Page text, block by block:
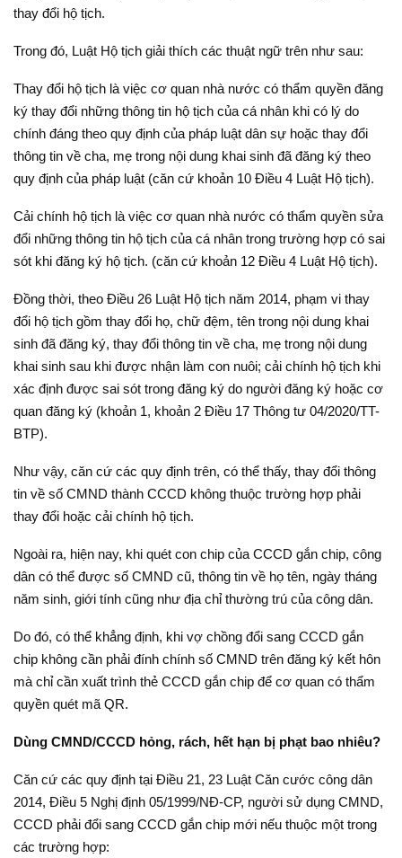
thay đổi hộ tịch.
Trong đó, Luật Hộ tịch giải thích các thuật ngữ trên như sau:
Thay đổi hộ tịch là việc cơ quan nhà nước có thẩm quyền đăng
ký thay đổi những thông tin hộ tịch của cá nhân khi có lý do
chính đáng theo quy định của pháp luật dân sự hoặc thay đổi
thông tin về cha, mẹ trong nội dung khai sinh đã đăng ký theo
quy định của pháp luật (căn cứ khoản 10 Điều 4 Luật Hộ tịch).
Cải chính hộ tịch là việc cơ quan nhà nước có thẩm quyền sửa
đổi những thông tin hộ tịch của cá nhân trong trường hợp có sai
sót khi đăng ký hộ tịch. (căn cứ khoản 12 Điều 4 Luật Hộ tịch).
Đồng thời, theo Điều 26 Luật Hộ tịch năm 2014, phạm vi thay
đổi hộ tịch gồm thay đổi họ, chữ đệm, tên trong nội dung khai
sinh đã đăng ký, thay đổi thông tin về cha, mẹ trong nội dung
khai sinh sau khi được nhận làm con nuôi; cải chính hộ tịch khi
xác định được sai sót trong đăng ký do người đăng ký hoặc cơ
quan đăng ký (khoản 1, khoản 2 Điều 17 Thông tư 04/2020/TT-
BTP).
Như vậy, căn cứ các quy định trên, có thể thấy, thay đổi thông
tin về số CMND thành CCCD không thuộc trường hợp phải
thay đổi hoặc cải chính hộ tịch.
Ngoài ra, hiện nay, khi quét con chip của CCCD gắn chip, công
dân có thể được số CMND cũ, thông tin về họ tên, ngày tháng
năm sinh, giới tính cũng như địa chỉ thường trú của công dân.
Do đó, có thể khẳng định, khi vợ chồng đổi sang CCCD gắn
chip không cần phải đính chính số CMND trên đăng ký kết hôn
mà chỉ cần xuất trình thẻ CCCD gắn chip để cơ quan có thẩm
quyền quét mã QR.
Dùng CMND/CCCD hỏng, rách, hết hạn bị phạt bao nhiêu?
Căn cứ các quy định tại Điều 21, 23 Luật Căn cước công dân
2014, Điều 5 Nghị định 05/1999/NĐ-CP, người sử dụng CMND,
CCCD phải đổi sang CCCD gắn chip mới nếu thuộc một trong
các trường hợp: